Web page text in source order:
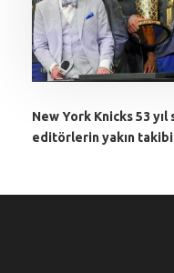
New York Knicks 53
editörlerin yakın